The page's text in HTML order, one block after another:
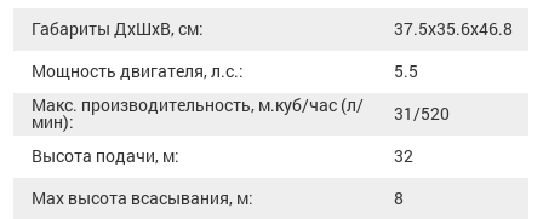
Габариты ДхШхВ, см:
37.5x35.6x46.8
Мощность двигателя, л.с.:
5.5
Макс. производительность, м.куб/час (л/
мин):
31/520
Высота подачи, м:
32
Мах высота всасывания, м:
8